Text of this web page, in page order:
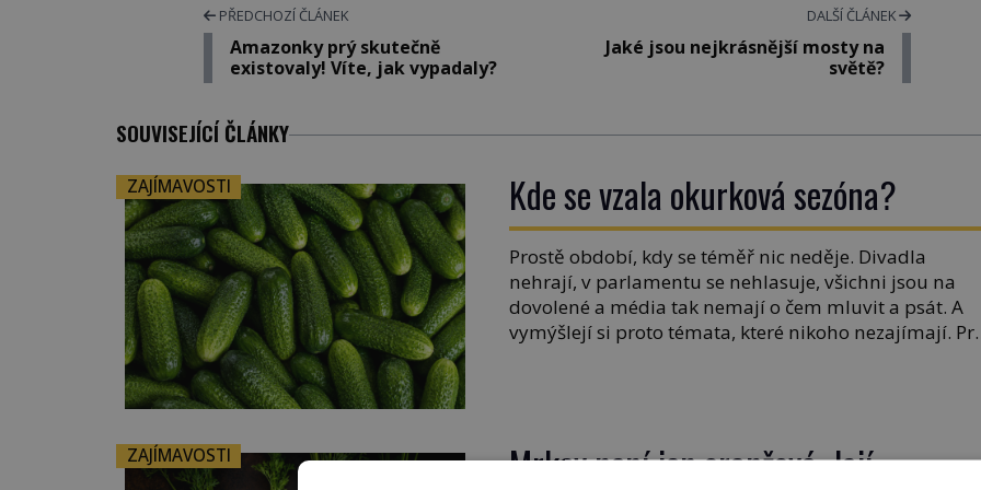
PŘEDCHOZÍ ČLÁNEK
Amazonky prý skutečně
existovaly! Víte, jak vypadaly?
DALŠÍ ČLÁNEK
Jaké jsou nejkrásnější mosty na
světě?
SOUVISEJÍCÍ ČLÁNKY
ZAJÍMAVOSTI Kde se vzala okurková sezóna?
Prostě období, kdy se téměř nic neděje. Divadla
nehrají, v parlamentu se nehlasuje, všichni jsou na
dovolené a média tak nemají o čem mluvit a psát. A
vymýšlejí si proto témata, které nikoho nezajímají.
ZAJÍMAVOSTI Mrkev není jen oranžová. Její